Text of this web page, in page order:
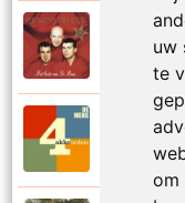
uw
te
om
Val niet in
De Mens
Vier